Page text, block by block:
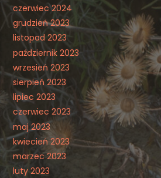
czerwiec 2024
grudzień 2023
listopad 2023
październik 2023
wrzesień 2023
sierpień 2023
lipiec 2023
czerwiec 2023
maj 2023
kwiecień 2023
marzec 2023
luty 2023